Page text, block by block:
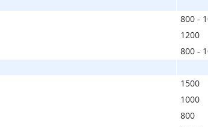
800 -
1200
800 -
1500
1000
800